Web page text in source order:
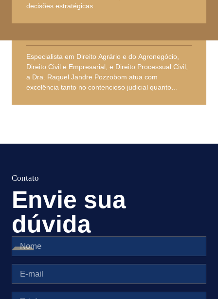
decisões estratégicas.
Raquel Jandre Pozzobom
Especialista em Direito Agrário e do Agronegócio,
Direito Civil e Empresarial, e Direito Processual Civil,
a Dra. Raquel Jandre Pozzobom atua com
excelência tanto no contencioso judicial quanto
Envie sua
dúvida